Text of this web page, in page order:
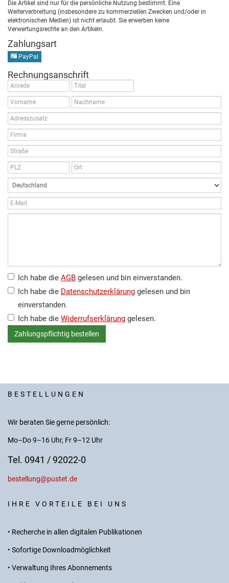
Die Artikel sind nur für die persönliche Nutzung bestimmt. Eine
Weiterverbreitung (insbesondere zu kommerziellen Zwecken und/oder in
elektronischen Medien) ist nicht erlaubt. Sie erwerben keine
Verwertungsrechte an den Artikeln.
Zahlungsart
PayPal
Rechnungsanschrift
Ich habe die AGB gelesen und bin einverstanden.
Ich habe die Datenschutzerklärung gelesen und bin
einverstanden.
Ich habe die Widerrufserklärung gelesen.
BESTELLUNGEN
Wir beraten Sie gerne persönlich:
Mo–Do 9–16 Uhr, Fr 9–12 Uhr
Tel. 0941 / 92022-0
bestellung@pustet.de
IHRE VORTEILE BEI UNS
• Recherche in allen digitalen Publikationen
• Sofortige Downloadmöglichkeit
• Verwaltung Ihres Abonnements